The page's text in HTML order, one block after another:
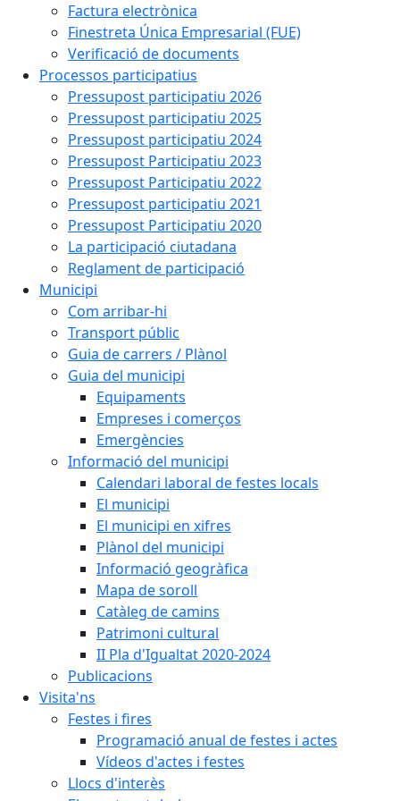
Factura electrònica
Finestreta Única Empresarial (FUE)
Verificació de documents
Processos participatius
Pressupost participatiu 2026
Pressupost participatiu 2025
Pressupost participatiu 2024
Pressupost Participatiu 2023
Pressupost Participatiu 2022
Pressupost participatiu 2021
Pressupost Participatiu 2020
La participació ciutadana
Reglament de participació
Municipi
Com arribar-hi
Transport públic
Guia de carrers / Plànol
Guia del municipi
Equipaments
Empreses i comerços
Emergències
Informació del municipi
Calendari laboral de festes locals
El municipi
El municipi en xifres
Plànol del municipi
Informació geogràfica
Mapa de soroll
Catàleg de camins
Patrimoni cultural
II Pla d'Igualtat 2020-2024
Publicacions
Visita'ns
Festes i fires
Programació anual de festes i actes
Vídeos d'actes i festes
Llocs d'interès